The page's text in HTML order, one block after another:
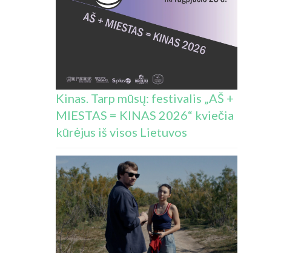
Kinas. Tarp mūsų: festivalis „AŠ +
MIESTAS = KINAS 2026“ kviečia
kūrėjus iš visos Lietuvos